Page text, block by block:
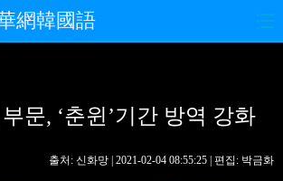
網韓國語
사회 포토
핫 TV 문화
문, ‘춘윈’기간 방역 강화
출처: 신화망 | 2021-02-04 08:55:25 | 편집: 박금화